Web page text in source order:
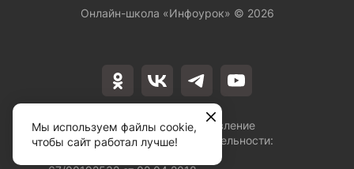
Лицензия на осуществление
образовательной деятельности:
Онлайн-школа «Инфоурок» © 2026
Мы используем файлы cookie,
чтобы сайт работал лучше!